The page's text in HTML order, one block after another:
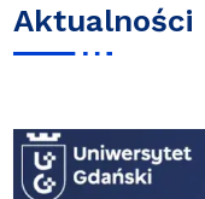
Aktualności